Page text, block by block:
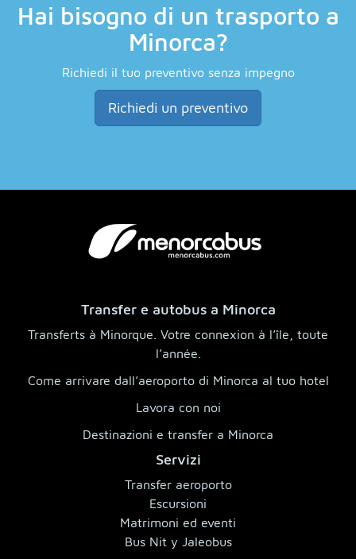
Hai bisogno di un trasporto a
Minorca?
Richiedi il tuo preventivo senza impegno
Richiedi un preventivo
Transfer e autobus a Minorca
Transferts à Minorque. Votre connexion à l’île, toute
l’année.
Come arrivare dall’aeroporto di Minorca al tuo hotel
Lavora con noi
Destinazioni e transfer a Minorca
Servizi
Transfer aeroporto
Escursioni
Matrimoni ed eventi
Bus Nit y Jaleobus